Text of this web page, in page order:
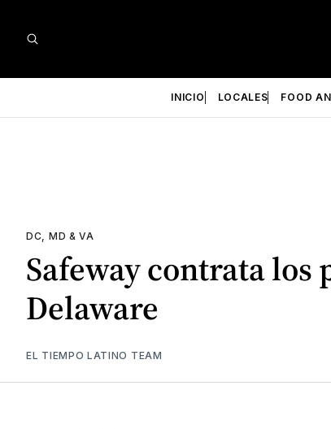
INICIO LOCALES FOOD
DC, MD & VA
Safeway contrata los
Delaware
EL TIEMPO LATINO TEAM